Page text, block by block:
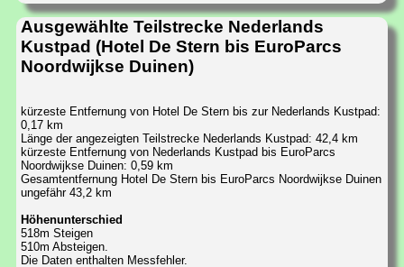
Ausgewählte Teilstrecke Nederlands
Kustpad (Hotel De Stern bis EuroParcs
Noordwijkse Duinen)
kürzeste Entfernung von Hotel De Stern bis zur Nederlands Kustpad:
0,17 km
Länge der angezeigten Teilstrecke Nederlands Kustpad: 42,4 km
kürzeste Entfernung von Nederlands Kustpad bis EuroParcs
Noordwijkse Duinen: 0,59 km
Gesamtentfernung Hotel De Stern bis EuroParcs Noordwijkse Duinen
ungefähr 43,2 km
Höhenunterschied
518m Steigen
510m Absteigen.
Die Daten enthalten Messfehler.